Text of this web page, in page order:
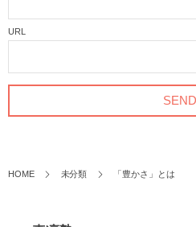
URL
HOME 未分類 「豊かさ」とは